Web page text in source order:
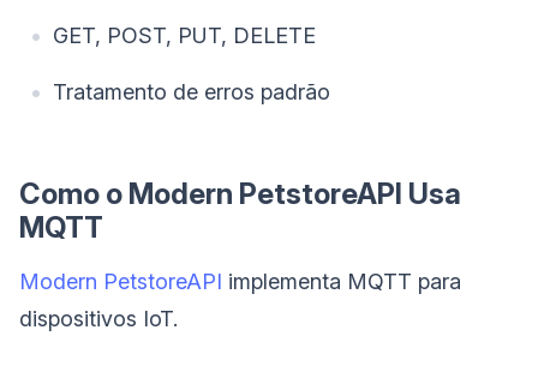
GET, POST, PUT, DELETE
Tratamento de erros padrão
Como o Modern PetstoreAPI Usa
MQTT
Modern PetstoreAPI implementa MQTT para
dispositivos IoT.